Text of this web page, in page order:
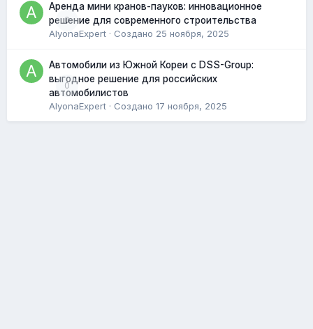
0
Аренда мини кранов-пауков: инновационное
решение для современного строительства
AlyonaExpert · Создано 25 ноября, 2025
0
Автомобили из Южной Кореи с DSS-Group:
выгодное решение для российских
автомобилистов
AlyonaExpert · Создано 17 ноября, 2025